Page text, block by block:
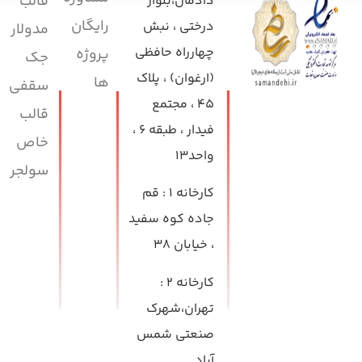
مدولار
جک
سقفی
قالب
خاص
سولجر
رایگان
پروژه
ها
درختی ، نبش
چهارراه حافظی
(ارغوان) ، پلاک
۴۵ ، مجتمع
فیدار ، طبقه ۶ ،
واحد۱۳
کارخانه ۱ : قم
جاده کوه سفید
، خیابان ۳۸
کارخانه ۲ :
تهران،شهرک
صنعتی شمس